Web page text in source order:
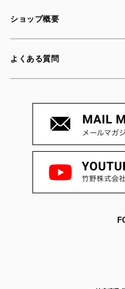
ショップ概要
よくある質問